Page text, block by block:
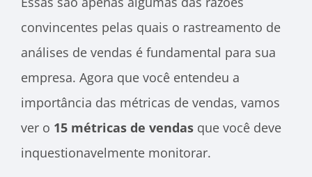
convincentes pelas quais o rastreamento de
análises de vendas é fundamental para sua
empresa. Agora que você entendeu a
importância das métricas de vendas, vamos
ver o 15 métricas de vendas que você deve
inquestionavelmente monitorar.